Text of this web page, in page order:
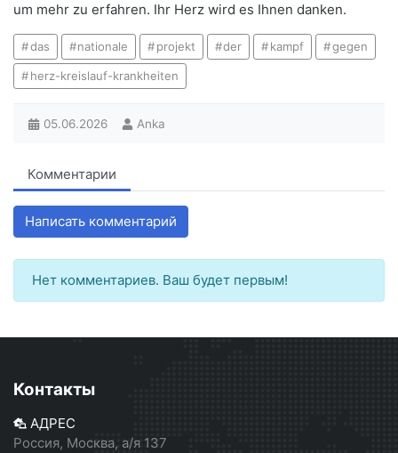
um mehr zu erfahren. Ihr Herz wird es Ihnen danken.
das nationale projekt der kampf gegen
herz-kreislauf-krankheiten
05.06.2026 Anka
Комментарии
Написать комментарий
Нет комментариев. Ваш будет первым!
Контакты
АДРЕС
Россия, Москва, а/я 137